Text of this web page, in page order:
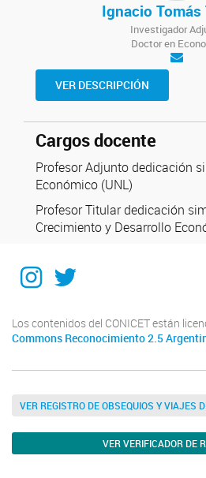
Ignacio Tomás
Investigador
Doctor en
VER DESCRIPCIÓN
Cargos docente
Profesor Adjunto dedicación
Económico (UNL)
Profesor Titular dedicación
Crecimiento y Desarrollo
Instagram
Twitter
Los contenidos del CONICET están
Commons Reconocimiento 2.5
VER REGISTRO DE OBSEQUIOS Y VIAJES
VER VERIFICADOR DE